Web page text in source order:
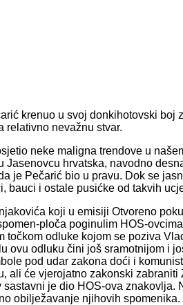
krenuo u svoj donkihotovski boj
relativno nevažnu stvar.
neke maligna trendove u
hrvatska, navodno
je Pečarić bio u pravu. Dok se
bauci i ostale pusićke od takvih
koji u emisiji Otvoreno
ploča poginulim HOS-
točkom odluke kojom se poziva
ovu odluku čini još sramotnijom i
pod udar zakona doći i
ali će vjerojatno zakonski
je dio HOS-ova znakovlja.
obilježavanje njihovih spomenika.